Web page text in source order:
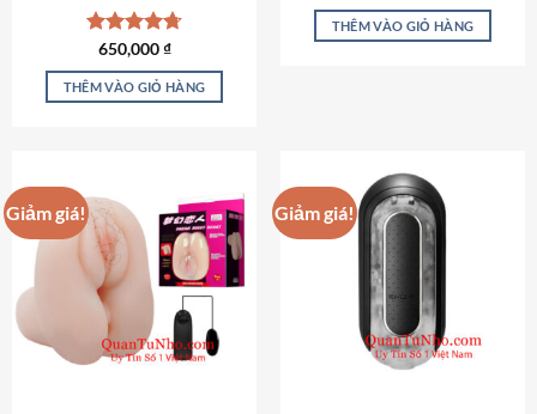
Được xếp
hạng4.75
5 sao
650,000₫
THÊM VÀO GIỎ HÀNG
là:
995,000 ₫.
tại
THÊM VÀO GIỎ HÀNG
Giảm giá! Giảm giá!